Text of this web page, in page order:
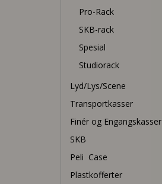
Pro-Rack
SKB-rack
Spesial
Studiorack
Lyd/Lys/Scene
Transportkasser
Finér og Engangskasser
SKB
Peli  Case
Plastkofferter